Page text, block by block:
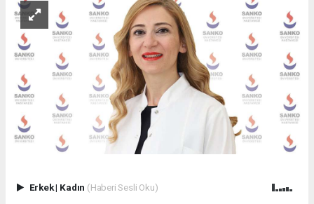
Erkek| Kadın (Haberi Sesli Oku)